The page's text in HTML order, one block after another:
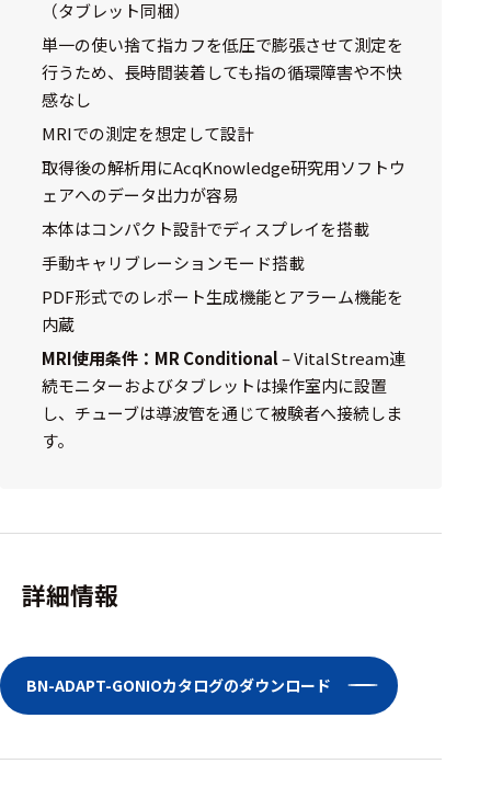
ェア
測定・計測関連
機器
握力計
ゴニオメ
ータ
アイトラ
ッキング
プローブ
計測機器
トランス
デューサ
リアする
698
件
製
を
表
す
（タブレット同梱）
単一の使い捨て指カフを低圧で膨張させて測定を
行うため、長時間装着しても指の循環障害や不快
感なし
MRIでの測定を想定して設計
取得後の解析用にAcqKnowledge研究用ソフトウ
ェアへのデータ出力が容易
本体はコンパクト設計でディスプレイを搭載
手動キャリブレーションモード搭載
PDF形式でのレポート生成機能とアラーム機能を
内蔵
MRI使用条件：MR Conditional– VitalStream連
続モニターおよびタブレットは操作室内に設置
し、チューブは導波管を通じて被験者へ接続しま
す。
詳細情報
BN-ADAPT-GONIOカタログのダウンロード